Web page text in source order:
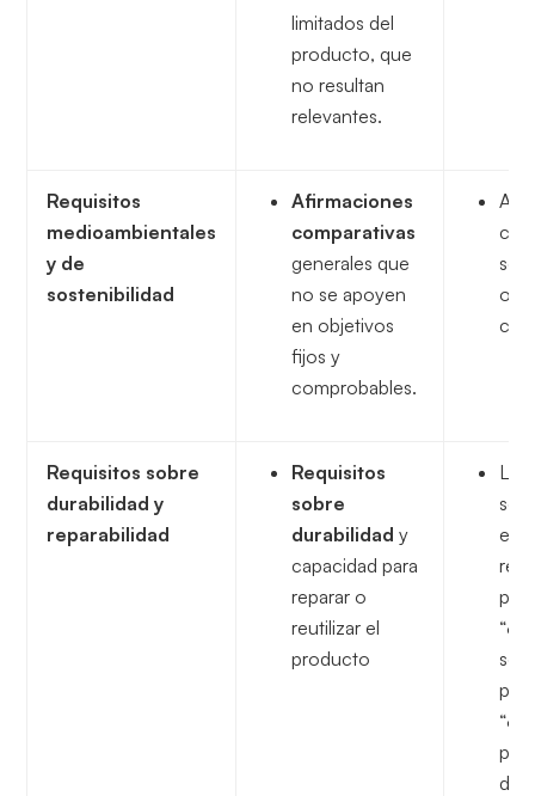
limitados del
producto, que
no resultan
relevantes.
Requisitos
medioambientales
y de
sostenibilidad
Afirmaciones
comparativas
generales que
no se apoyen
en objetivos
fijos y
comprobables.
o
con
Requisitos sobre
durabilidad y
reparabilidad
Requisitos
sobre
durabilidad y
capacidad para
reparar o
reutilizar el
producto
La
de